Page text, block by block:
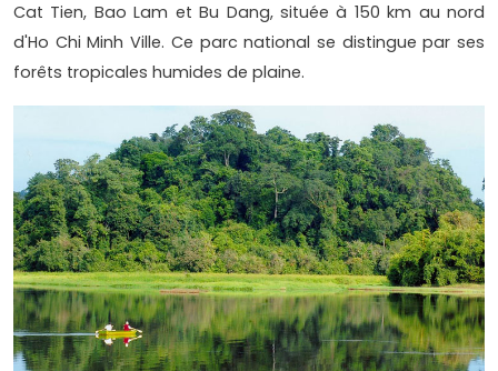
Cat Tien, Bao Lam et Bu Dang, située à 150 km au nord
d'Ho Chi Minh Ville. Ce parc national se distingue par ses
forêts tropicales humides de plaine.